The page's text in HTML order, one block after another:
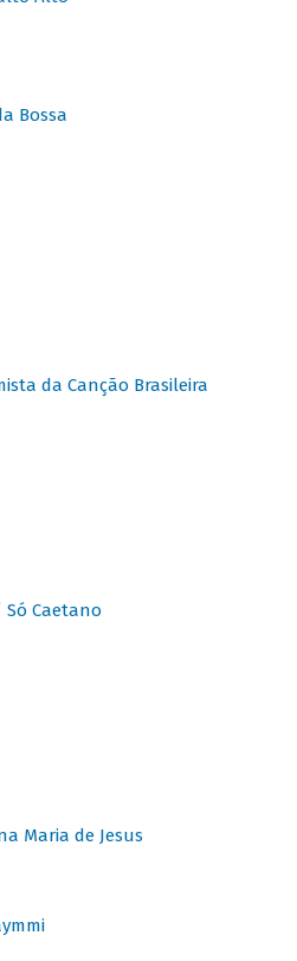
Bossa
da Canção Brasileira
/ Só Caetano
Maria de Jesus